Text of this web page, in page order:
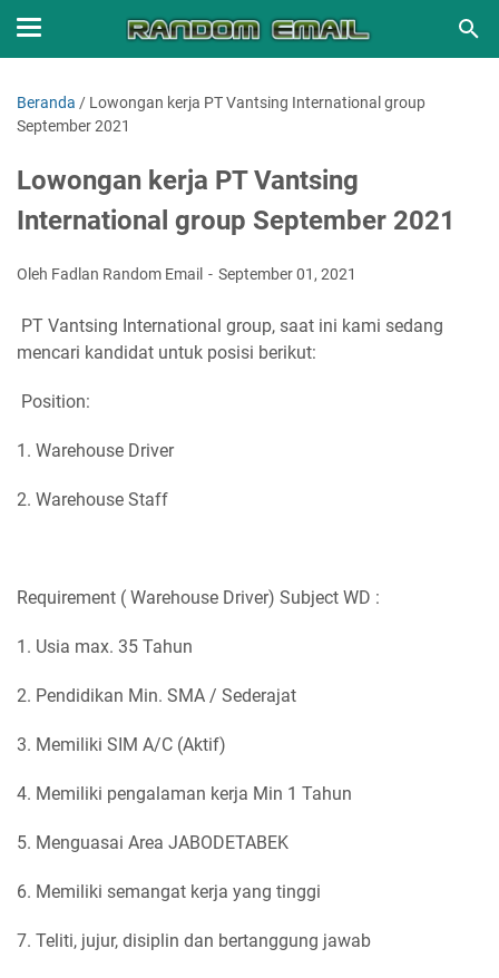
Beranda / Lowongan kerja PT Vantsing International group
September 2021
Lowongan kerja PT Vantsing
International group September 2021
Oleh Fadlan Random Email September 01, 2021
PT Vantsing International group, saat ini kami sedang
mencari kandidat untuk posisi berikut:
Position:
1. Warehouse Driver
2. Warehouse Staff
Requirement ( Warehouse Driver) Subject WD :
1. Usia max. 35 Tahun
2. Pendidikan Min. SMA / Sederajat
3. Memiliki SIM A/C (Aktif)
4. Memiliki pengalaman kerja Min 1 Tahun
5. Menguasai Area JABODETABEK
6. Memiliki semangat kerja yang tinggi
7. Teliti, jujur, disiplin dan bertanggung jawab